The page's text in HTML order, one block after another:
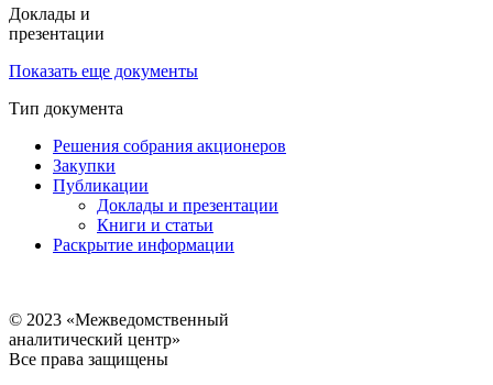
Доклады и
презентации
Показать еще документы
Тип документа
Решения собрания акционеров
Закупки
Публикации
Доклады и презентации
Книги и статьи
Раскрытие информации
© 2023 «Межведомственный
аналитический центр»
Все права защищены